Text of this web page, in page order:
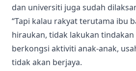
dan universiti juga sudah
“Tapi kalau rakyat terutama ibu
hiraukan, tidak lakukan tindakan
berkongsi aktiviti anak-anak,
tidak akan berjaya.